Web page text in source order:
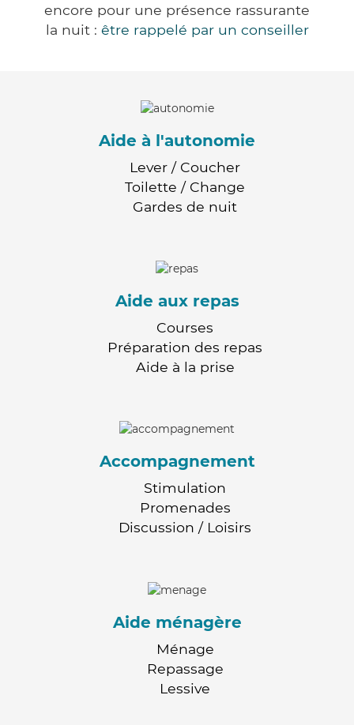
encore pour une présence rassurante
la nuit : être rappelé par un conseiller
Aide à l'autonomie
Lever / Coucher
Toilette / Change
Gardes de nuit
Aide aux repas
Courses
Préparation des repas
Aide à la prise
Accompagnement
Stimulation
Promenades
Discussion / Loisirs
Aide ménagère
Ménage
Repassage
Lessive